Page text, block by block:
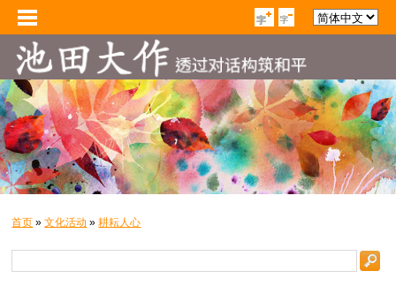
首页 »文化活动 »耕耘人心